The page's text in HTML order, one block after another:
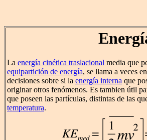
La energía cinética traslacional media que
equipartición de energía, se llama a veces
decisiones sobre si la energía interna que
originar otros fenómenos. Es tambien útil
que poseen las partículas, distintas de las
temperatura.